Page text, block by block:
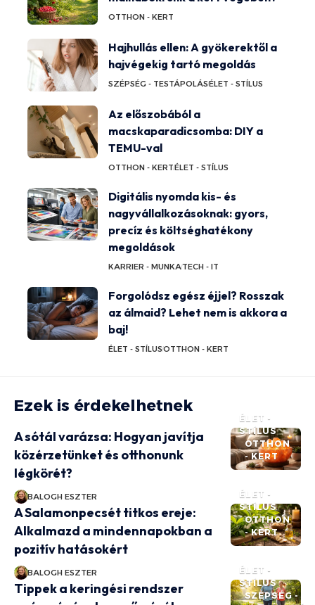
OTTHON - KERT
Hajhullás ellen: A gyökerektől a
hajvégekig tartó megoldás
SZÉPSÉG - TESTÁPOLÁSÉLET - STÍLUS
Az előszobából a
macskaparadicsomba: DIY a
TEMU-val
OTTHON - KERTÉLET - STÍLUS
Digitális nyomda kis- és
nagyvállalkozásoknak: gyors,
precíz és költséghatékony
megoldások
KARRIER - MUNKATECH - IT
Forgolódsz egész éjjel? Rosszak
az álmaid? Lehet nem is akkora a
baj!
ÉLET - STÍLUSOTTHON - KERT
Ezek is érdekelhetnek
ÉLET -
STÍLUS
OTTHON
- KERT
A sótál varázsa: Hogyan javítja
közérzetünket és otthonunk
légkörét?
BALOGH ESZTER
ÉLET -
STÍLUS
OTTHON
- KERT
A Salamonpecsét titkos ereje:
Alkalmazd a mindennapokban a
pozitív hatásokért
BALOGH ESZTER
ÉLET -
STÍLUS
SZÉPSÉG -
Tippek a keringési rendszer